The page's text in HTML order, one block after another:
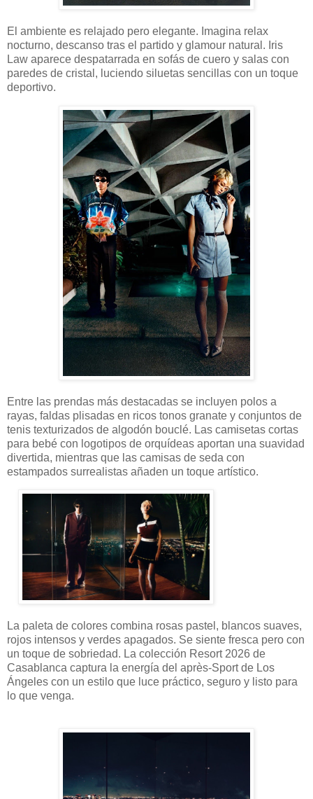
El ambiente es relajado pero elegante. Imagina relax
nocturno, descanso tras el partido y glamour natural. Iris
Law aparece despatarrada en sofás de cuero y salas con
paredes de cristal, luciendo siluetas sencillas con un toque
deportivo.
Entre las prendas más destacadas se incluyen polos a
rayas, faldas plisadas en ricos tonos granate y conjuntos de
tenis texturizados de algodón bouclé. Las camisetas cortas
para bebé con logotipos de orquídeas aportan una suavidad
divertida, mientras que las camisas de seda con
estampados surrealistas añaden un toque artístico.
La paleta de colores combina rosas pastel, blancos suaves,
rojos intensos y verdes apagados. Se siente fresca pero con
un toque de sobriedad. La colección Resort 2026 de
Casablanca captura la energía del après-Sport de Los
Ángeles con un estilo que luce práctico, seguro y listo para
lo que venga.